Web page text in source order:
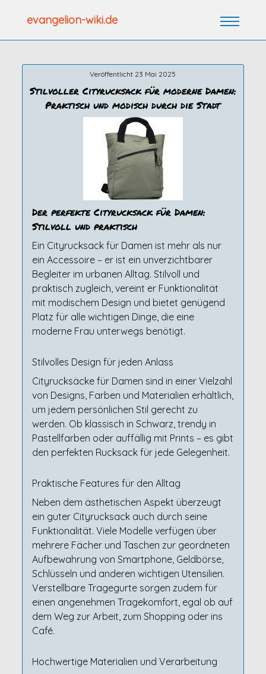
evangelion-wiki.de
Veröffentlicht 23 Mai 2025
Stilvoller Cityrucksack für moderne Damen:
Praktisch und modisch durch die Stadt
Der perfekte Cityrucksack für Damen:
Stilvoll und praktisch
Ein Cityrucksack für Damen ist mehr als nur
ein Accessoire – er ist ein unverzichtbarer
Begleiter im urbanen Alltag. Stilvoll und
praktisch zugleich, vereint er Funktionalität
mit modischem Design und bietet genügend
Platz für alle wichtigen Dinge, die eine
moderne Frau unterwegs benötigt.
Stilvolles Design für jeden Anlass
Cityrucksäcke für Damen sind in einer Vielzahl
von Designs, Farben und Materialien erhältlich,
um jedem persönlichen Stil gerecht zu
werden. Ob klassisch in Schwarz, trendy in
Pastellfarben oder auffällig mit Prints – es gibt
den perfekten Rucksack für jede Gelegenheit.
Praktische Features für den Alltag
Neben dem ästhetischen Aspekt überzeugt
ein guter Cityrucksack auch durch seine
Funktionalität. Viele Modelle verfügen über
mehrere Fächer und Taschen zur geordneten
Aufbewahrung von Smartphone, Geldbörse,
Schlüsseln und anderen wichtigen Utensilien.
Verstellbare Tragegurte sorgen zudem für
einen angenehmen Tragekomfort, egal ob auf
dem Weg zur Arbeit, zum Shopping oder ins
Café.
Hochwertige Materialien und Verarbeitung